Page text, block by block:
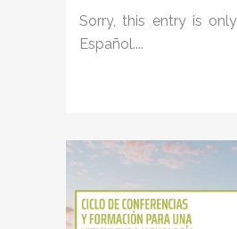
Sorry, this entry is
Español....